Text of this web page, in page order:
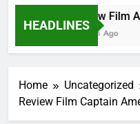
HEADLINES
Review Film
1 Month Ago
Home
Uncategorized
Review Film Captain